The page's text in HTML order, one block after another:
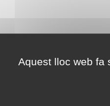
Aquest lloc web fa